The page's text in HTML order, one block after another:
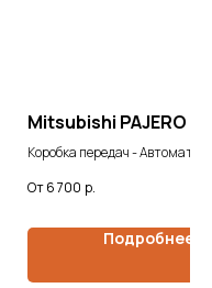
Mitsubishi PAJERO 5
Коробка передач - Автомат
6 700 р.
Подробнее